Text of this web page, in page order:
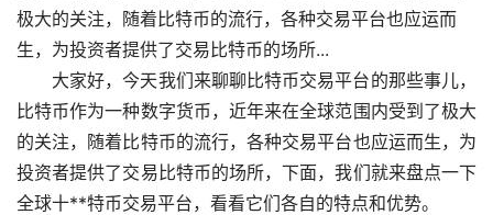
极大的关注，随着比特币的流行，各种交易平台也应运而
生，为投资者提供了交易比特币的场所...
大家好，今天我们来聊聊比特币交易平台的那些事儿，
比特币作为一种数字货币，近年来在全球范围内受到了极大
的关注，随着比特币的流行，各种交易平台也应运而生，为
投资者提供了交易比特币的场所，下面，我们就来盘点一下
全球十**特币交易平台，看看它们各自的特点和优势。